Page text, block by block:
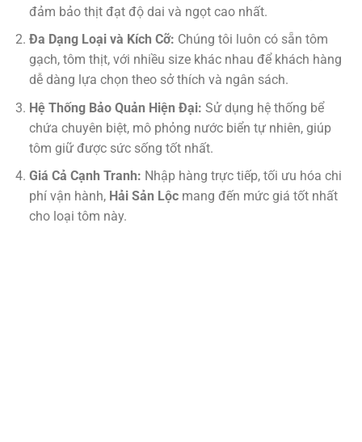
đảm bảo thịt đạt độ dai và ngọt cao nhất.
Đa Dạng Loại và Kích Cỡ: Chúng tôi luôn có sẵn tôm
gạch, tôm thịt, với nhiều size khác nhau để khách hàng
dễ dàng lựa chọn theo sở thích và ngân sách.
Hệ Thống Bảo Quản Hiện Đại: Sử dụng hệ thống bể
chứa chuyên biệt, mô phỏng nước biển tự nhiên, giúp
tôm giữ được sức sống tốt nhất.
Giá Cả Cạnh Tranh: Nhập hàng trực tiếp, tối ưu hóa chi
phí vận hành, Hải Sản Lộcmang đến mức giá tốt nhất
cho loại tôm này.